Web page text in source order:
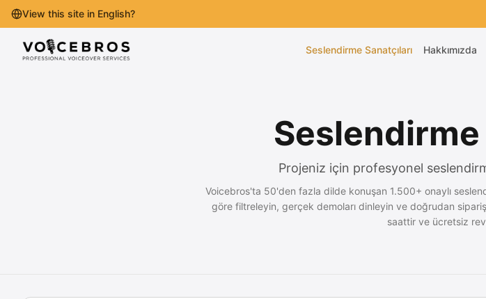
View this site in English?
İçeriğe Geç
Seslendirme Sanatçıları Hakkımızda
Seslendirme
Projeniz için profesyonel
Voicebros'ta 50'den fazla dilde konuşan 1.500+ onaylı
göre filtreleyin, gerçek demoları dinleyin ve doğrudan
saattir ve ücretsiz